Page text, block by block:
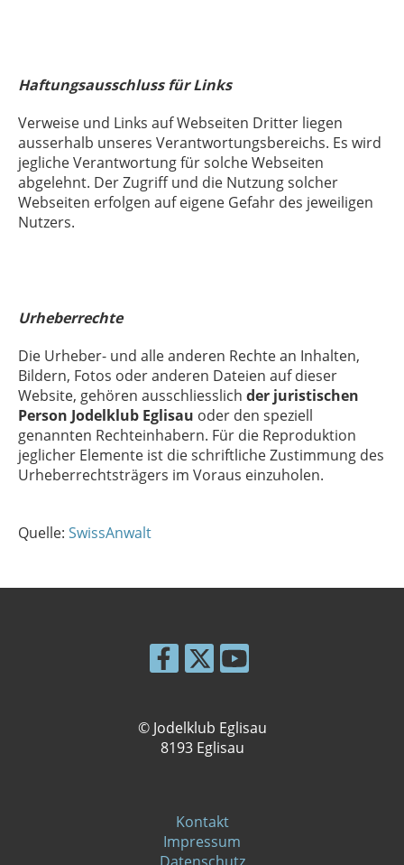
Haftungsausschluss für Links
Verweise und Links auf Webseiten Dritter liegen
ausserhalb unseres Verantwortungsbereichs. Es wird
jegliche Verantwortung für solche Webseiten
abgelehnt. Der Zugriff und die Nutzung solcher
Webseiten erfolgen auf eigene Gefahr des jeweiligen
Nutzers.
Urheberrechte
Die Urheber- und alle anderen Rechte an Inhalten,
Bildern, Fotos oder anderen Dateien auf dieser
Website, gehören ausschliesslich der juristischen
Person Jodelklub Eglisau oder den speziell
genannten Rechteinhabern. Für die Reproduktion
jeglicher Elemente ist die schriftliche Zustimmung des
Urheberrechtsträgers im Voraus einzuholen.
Quelle: SwissAnwalt
© Jodelklub Eglisau
8193 Eglisau
Kontakt
Impressum